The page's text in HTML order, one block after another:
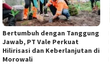
Bertumbuh dengan Tanggung
Jawab, PT Vale Perkuat
Hilirisasi dan Keberlanjutan di
Morowali